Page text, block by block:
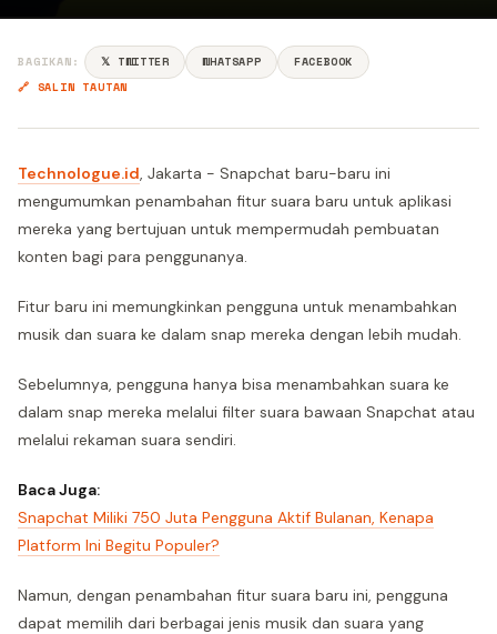
BAGIKAN: 𝕏 TWITTER WHATSAPP
FACEBOOK
🔗 SALIN TAUTAN
Technologue.id, Jakarta - Snapchat baru-baru ini
mengumumkan penambahan fitur suara baru untuk aplikasi
mereka yang bertujuan untuk mempermudah pembuatan
konten bagi para penggunanya.
Fitur baru ini memungkinkan pengguna untuk menambahkan
musik dan suara ke dalam snap mereka dengan lebih mudah.
Sebelumnya, pengguna hanya bisa menambahkan suara ke
dalam snap mereka melalui filter suara bawaan Snapchat atau
melalui rekaman suara sendiri.
Baca Juga:
Snapchat Miliki 750 Juta Pengguna Aktif Bulanan, Kenapa
Platform Ini Begitu Populer?
Namun, dengan penambahan fitur suara baru ini, pengguna
dapat memilih dari berbagai jenis musik dan suara yang